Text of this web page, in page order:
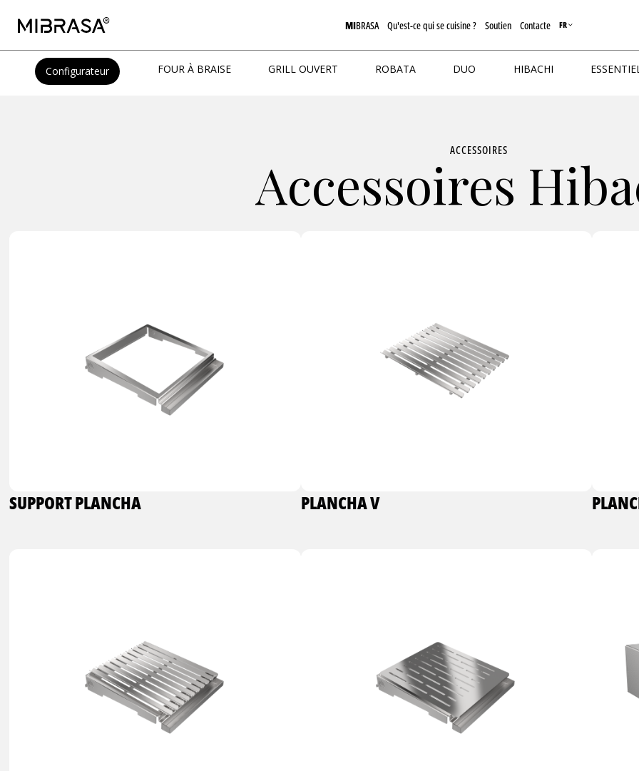
MIBRASA Qu'est-ce qui se cuisine ? Soutien Contacte FR
Configurateur FOUR À BRAISE GRILL OUVERT ROBATA DUO HIBACHI
ACCESSOIRES
Accessoires
SUPPORT PLANCHA PLANCHA V